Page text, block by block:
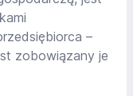
–
zobowiązany je